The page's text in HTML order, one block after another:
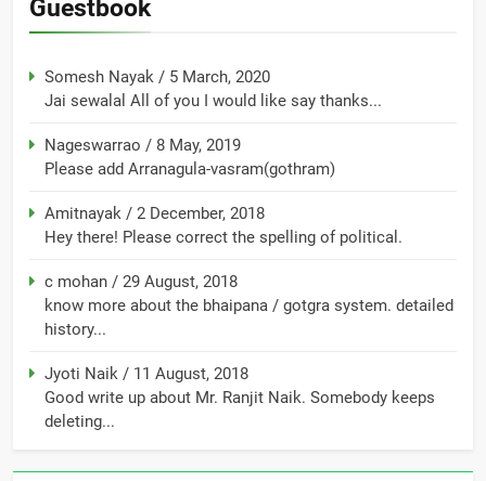
Guestbook
Somesh Nayak / 5 March, 2020
Jai sewalal All of you I would like say thanks...
Nageswarrao / 8 May, 2019
Please add Arranagula-vasram(gothram)
Amitnayak / 2 December, 2018
Hey there! Please correct the spelling of political.
c mohan / 29 August, 2018
know more about the bhaipana / gotgra system. detailed
history...
Jyoti Naik / 11 August, 2018
Good write up about Mr. Ranjit Naik. Somebody keeps
deleting...